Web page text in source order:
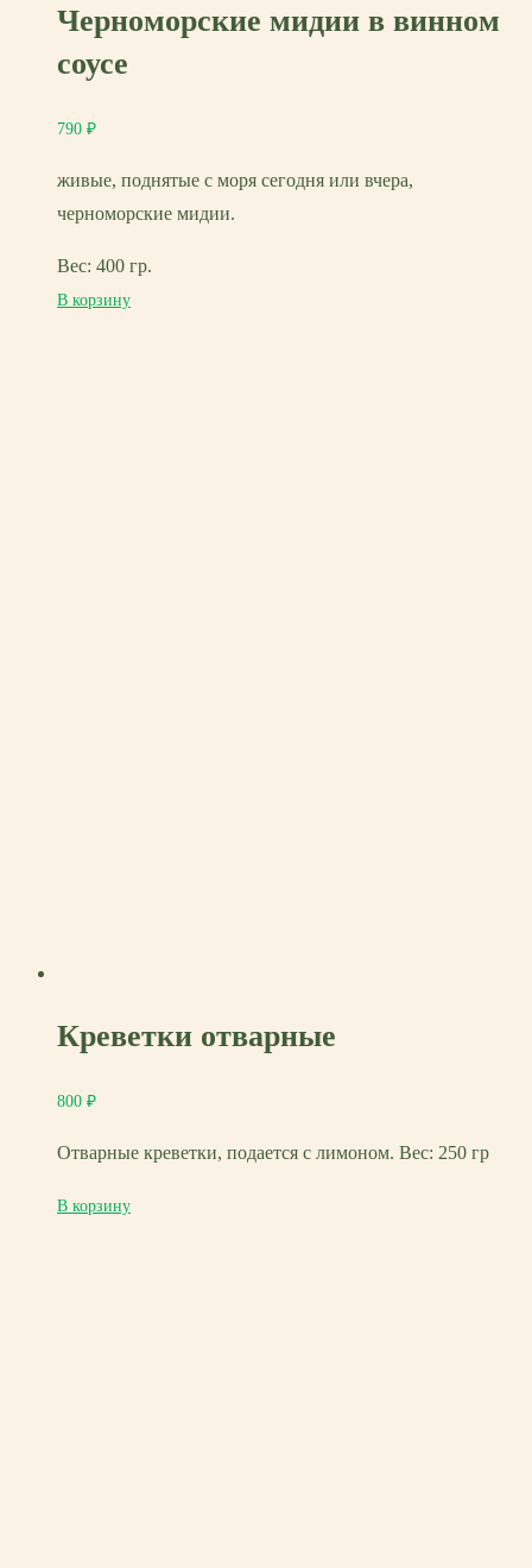
Черноморские мидии в винном
соусе
790 ₽
живые, поднятые с моря сегодня или вчера,
черноморские мидии.
Вес: 400 гр.
В корзину
Креветки отварные
800 ₽
Отварные креветки, подается с лимоном. Вес: 250 гр
В корзину